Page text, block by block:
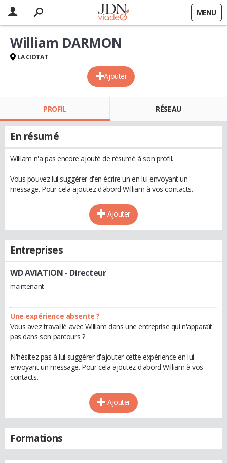
MENU
Ajouter
William DARMON
LA CIOTAT
PROFIL RÉSEAU
En résumé
William n'a pas encore ajouté de résumé à son profil.
Vous pouvez lui suggérer d'en écrire un en lui envoyant un
message. Pour cela ajoutez d'abord William à vos contacts.
Ajouter
Entreprises
WD AVIATION - Directeur
maintenant
Une expérience absente ?
Vous avez travaillé avec William dans une entreprise qui n'apparaît
pas dans son parcours ?
N'hésitez pas à lui suggérer d'ajouter cette expérience en lui
envoyant un message. Pour cela ajoutez d'abord William à vos
contacts.
Ajouter
Formations